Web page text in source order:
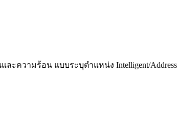
ะความร้อน แบบระบุตำแหน่ง Intelligent/